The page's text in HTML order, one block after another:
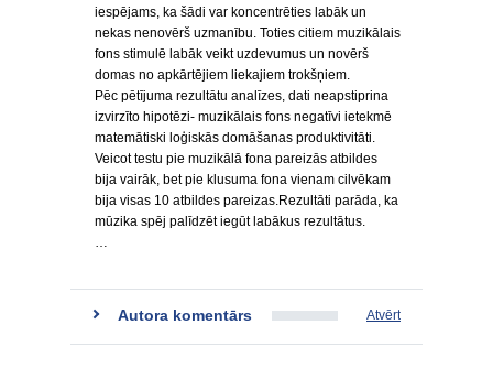
iespējams, ka šādi var koncentrēties labāk un
nekas nenovērš uzmanību. Toties citiem muzikālais
fons stimulē labāk veikt uzdevumus un novērš
domas no apkārtējiem liekajiem trokšņiem.
Pēc pētījuma rezultātu analīzes, dati neapstiprina
izvirzīto hipotēzi- muzikālais fons negatīvi ietekmē
matemātiski loģiskās domāšanas produktivitāti.
Veicot testu pie muzikālā fona pareizās atbildes
bija vairāk, bet pie klusuma fona vienam cilvēkam
bija visas 10 atbildes pareizas.Rezultāti parāda, ka
mūzika spēj palīdzēt iegūt labākus rezultātus.
…
Autora komentārs Atvērt